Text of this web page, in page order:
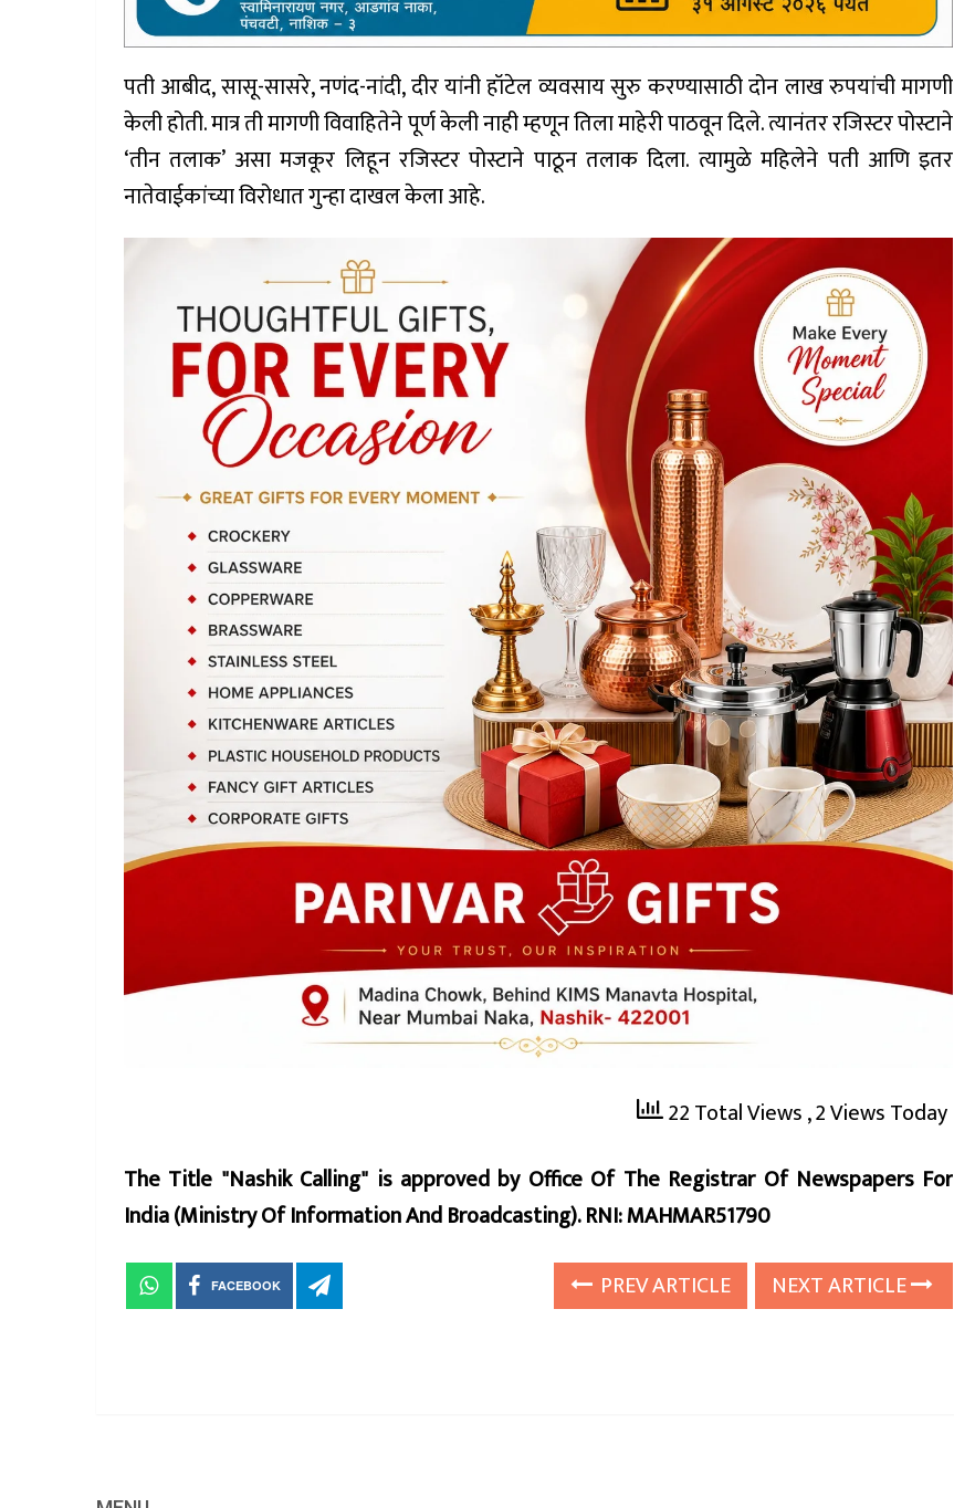
पती आबीद, सासू-सासरे, नणंद-नांदी, दीर यांनी हॉटेल व्यवसाय सुरु करण्यासाठी दोन लाख रुपयांची मागणी
केली होती. मात्र ती मागणी विवाहितेने पूर्ण केली नाही म्हणून तिला माहेरी पाठवून दिले. त्यानंतर रजिस्टर पोस्टाने
‘तीन तलाक’ असा मजकूर लिहून रजिस्टर पोस्टाने पाठून तलाक दिला. त्यामुळे महिलेने पती आणि इतर
नातेवाईकांच्या विरोधात गुन्हा दाखल केला आहे.
22 Total Views, 2 Views Today
The Title "Nashik Calling" is approved by Office Of The Registrar Of Newspapers For
India (Ministry Of Information And Broadcasting). RNI: MAHMAR51790
FACEBOOK PREV ARTICLE NEXT ARTICLE